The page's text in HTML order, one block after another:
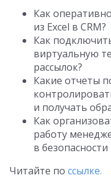
Как
из Excel в CRM?
Как
виртуальную
рассылок?
Какие отчеты
и получать
Как
работу
в
Читайте по ссылке.